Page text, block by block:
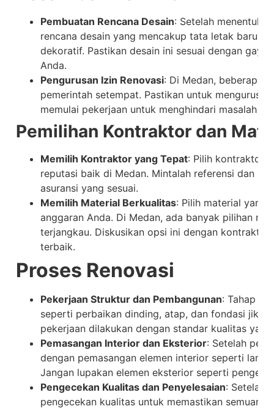
Pembuatan Rencana Desain: Setelah
rencana desain yang mencakup tata letak baru,
dekoratif. Pastikan desain ini sesuai dengan gaya
Anda.
Pengurusan Izin Renovasi: Di Medan, beberapa
pemerintah setempat. Pastikan untuk mengurus
memulai pekerjaan untuk menghindari masalah
Pemilihan Kontraktor dan
Memilih Kontraktor yang Tepat: Pilih kontraktor
reputasi baik di Medan. Mintalah referensi dan
asuransi yang sesuai.
Memilih Material Berkualitas: Pilih material yang
anggaran Anda. Di Medan, ada banyak pilihan
terjangkau. Diskusikan opsi ini dengan
terbaik.
Proses Renovasi
Pekerjaan Struktur dan Pembangunan: Tahap
seperti perbaikan dinding, atap, dan fondasi jika
pekerjaan dilakukan dengan standar kualitas
Pemasangan Interior dan Eksterior: Setelah
dengan pemasangan elemen interior seperti
Jangan lupakan elemen eksterior seperti
Pengecekan Kualitas dan Penyelesaian: Setelah
pengecekan kualitas untuk memastikan